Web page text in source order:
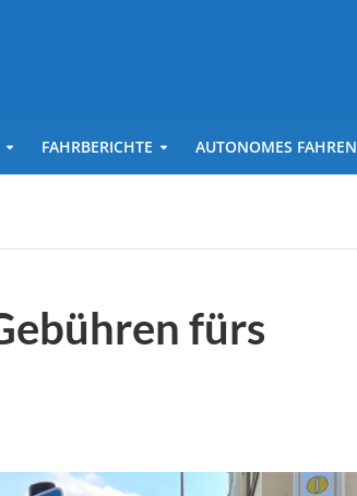
FAHRBERICHTE AUTONOMES FAHREN
fürs